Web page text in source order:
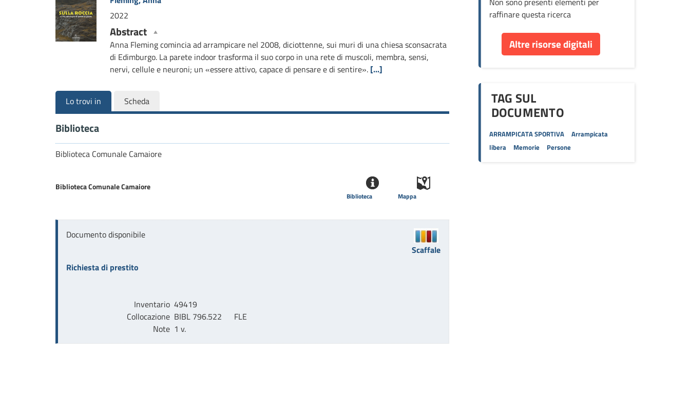
del
documento
2022
Abstract
Anna Fleming comincia ad arrampicare nel 2008, diciottenne, sui muri di una chiesa sconsacrata
di Edimburgo. La parete indoor trasforma il suo corpo in una rete di muscoli, membra, sensi,
nervi, cellule e neuroni; un «essere attivo, capace di pensare e di sentire». [...]
Lo trovi in Scheda
Biblioteca
Biblioteca Comunale Camaiore
Biblioteca Comunale Camaiore
Mappa
Biblioteca
Documento disponibile
Richiesta di prestito
Inventario 49419
Collocazione BIBL 796.522      FLE
Note 1 v.
Scaffale
raffinare questa ricerca
Altre risorse digitali
TAG SUL
DOCUMENTO
ARRAMPICATA SPORTIVA
Arrampicata
libera
Memorie Persone